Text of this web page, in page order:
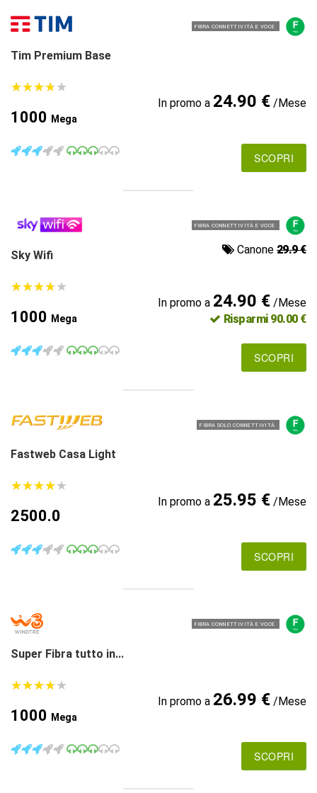
FIBRA CONNETTIVITÀ E VOCE
Tim Premium Base
★★★★★
★★★★★
1000 Mega
In promo a 24.90 €/Mese
SCOPRI
FIBRA CONNETTIVITÀ E VOCE
Sky Wifi Canone 29.9 €
★★★★★
★★★★★
1000 Mega
In promo a 24.90 €/Mese
Risparmi 90.00 €
SCOPRI
FIBRA SOLO CONNETTIVITÀ
Fastweb Casa Light
★★★★★
★★★★★
2500.0
In promo a 25.95 €/Mese
SCOPRI
FIBRA CONNETTIVITÀ E VOCE
Super Fibra tutto in...
★★★★★
★★★★★
1000 Mega
In promo a 26.99 €/Mese
SCOPRI